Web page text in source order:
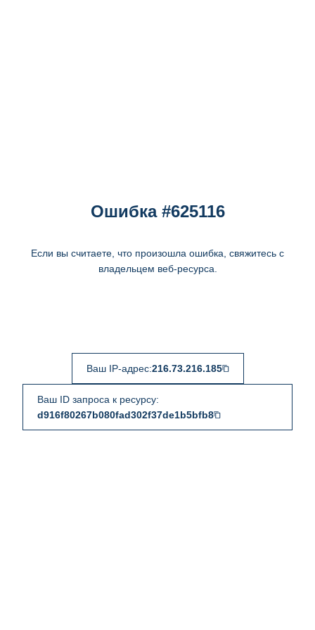
Ошибка #625116
Если вы считаете, что произошла ошибка, свяжитесь с
владельцем веб-ресурса.
Ваш IP-адрес:216.73.216.185
Ваш ID запроса к ресурсу:
d916f80267b080fad302f37de1b5bfb8